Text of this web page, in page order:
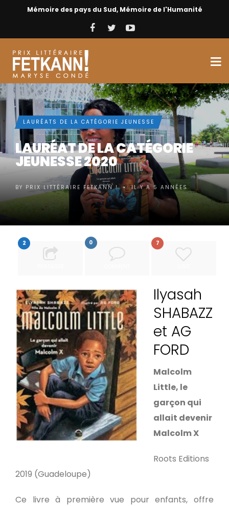
Mémoire des pays du Sud, Mémoire de l'Humanité
LAURÉATS DE LA CATÉGORIE JEUNESSE
LAURÉAT DE LA CATÉGORIE
JEUNESSE 2020
BY PRIX LITTÉRAIRE FETKANN ! • IL Y A 5 ANNÉES
2 0 7
Ilyasah
SHABAZZ
et AG
FORD
Malcolm
Little, le
garçon qui
allait devenir
Malcolm X
Roots Editions
2019 (Guadeloupe)
Ce livre à première vue pour enfants, offre